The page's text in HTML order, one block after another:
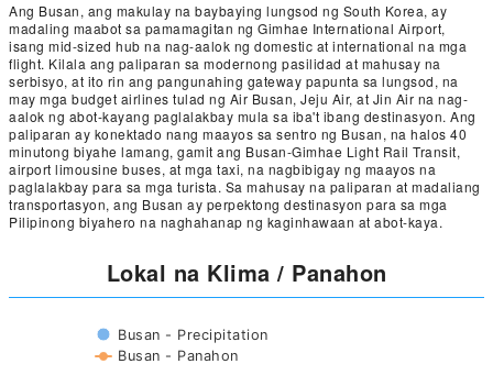
Ang Busan, ang makulay na baybaying lungsod ng South Korea, ay
madaling maabot sa pamamagitan ng Gimhae International Airport,
isang mid-sized hub na nag-aalok ng domestic at international na mga
flight. Kilala ang paliparan sa modernong pasilidad at mahusay na
serbisyo, at ito rin ang pangunahing gateway papunta sa lungsod, na
may mga budget airlines tulad ng Air Busan, Jeju Air, at Jin Air na nag-
aalok ng abot-kayang paglalakbay mula sa iba't ibang destinasyon. Ang
paliparan ay konektado nang maayos sa sentro ng Busan, na halos 40
minutong biyahe lamang, gamit ang Busan-Gimhae Light Rail Transit,
airport limousine buses, at mga taxi, na nagbibigay ng maayos na
paglalakbay para sa mga turista. Sa mahusay na paliparan at madaliang
transportasyon, ang Busan ay perpektong destinasyon para sa mga
Pilipinong biyahero na naghahanap ng kaginhawaan at abot-kaya.
Lokal na Klima / Panahon
Busan - Precipitation
Busan - Panahon